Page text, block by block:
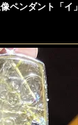
ペンダント「イ」